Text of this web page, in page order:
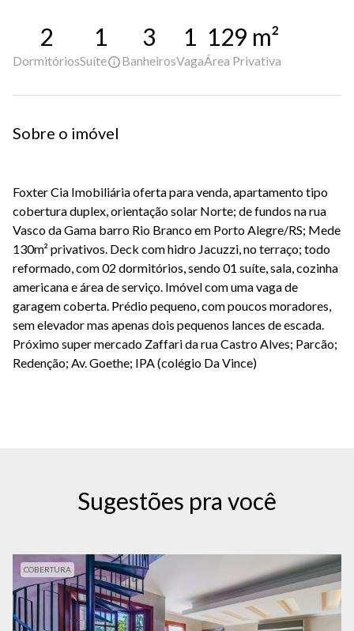
2
Dormitórios
1
Suíte
3
Banheiros
1
Vaga
129 m²
Área Privativa
Sobre o imóvel
Foxter Cia Imobiliária oferta para venda, apartamento tipo
cobertura duplex, orientação solar Norte; de fundos na rua
Vasco da Gama barro Rio Branco em Porto Alegre/RS; Mede
130m² privativos. Deck com hidro Jacuzzi, no terraço; todo
reformado, com 02 dormitórios, sendo 01 suíte, sala, cozinha
americana e área de serviço. Imóvel com uma vaga de
garagem coberta. Prédio pequeno, com poucos moradores,
sem elevador mas apenas dois pequenos lances de escada.
Próximo super mercado Zaffari da rua Castro Alves; Parcão;
Redenção; Av. Goethe; IPA (colégio Da Vince)
Sugestões pra você
COBERTURA